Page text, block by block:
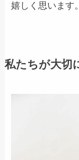
嬉しく思います。
私たちが大切